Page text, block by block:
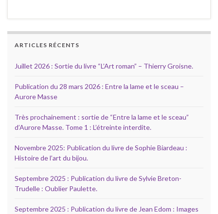
ARTICLES RÉCENTS
Juillet 2026 : Sortie du livre “L’Art roman” – Thierry Groisne.
Publication du 28 mars 2026 : Entre la lame et le sceau –
Aurore Masse
Très prochainement : sortie de “Entre la lame et le sceau”
d’Aurore Masse. Tome 1 : L’étreinte interdite.
Novembre 2025: Publication du livre de Sophie Biardeau :
Histoire de l’art du bijou.
Septembre 2025 : Publication du livre de Sylvie Breton-
Trudelle : Oublier Paulette.
Septembre 2025 : Publication du livre de Jean Edom : Images